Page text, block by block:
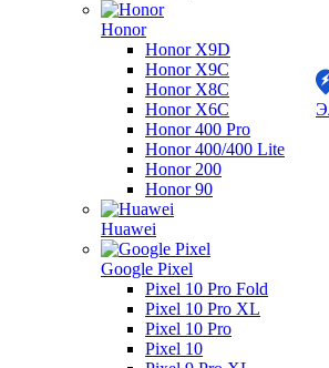
Honor
Honor X9D
Honor X9C
Honor X8C
Honor X6C
Honor 400 Pro
Honor 400/400 Lite
Honor 200
Honor 90
Huawei
Google Pixel
Pixel 10 Pro Fold
Pixel 10 Pro XL
Pixel 10 Pro
Pixel 10